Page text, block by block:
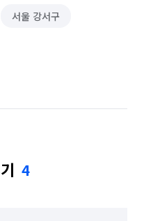
서울 강서구
4